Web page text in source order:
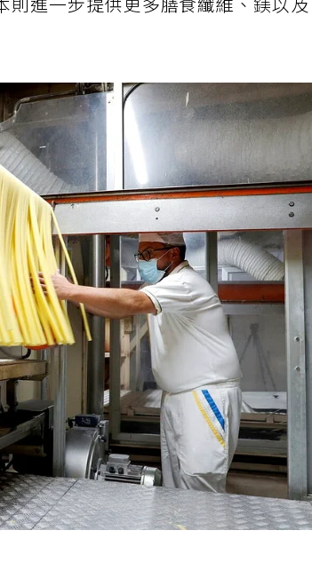
則進一步提供更多膳食纖維、鎂以